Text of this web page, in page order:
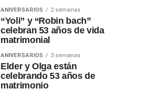
ANIVERSARIOS 2 semanas
“Yoli” y “Robin bach”
celebran 53 años de vida
matrimonial
ANIVERSARIOS 3 semanas
Elder y Olga están
celebrando 53 años de
matrimonio